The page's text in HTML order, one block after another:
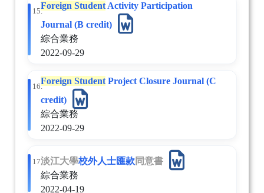
15.
Foreign StudentActivity Participation
Journal (B credit)
綜合業務
2022-09-29
16.
Foreign StudentProject Closure Journal (C
credit)
綜合業務
2022-09-29
17.淡江大學校外人士匯款同意書
綜合業務
2022-04-19